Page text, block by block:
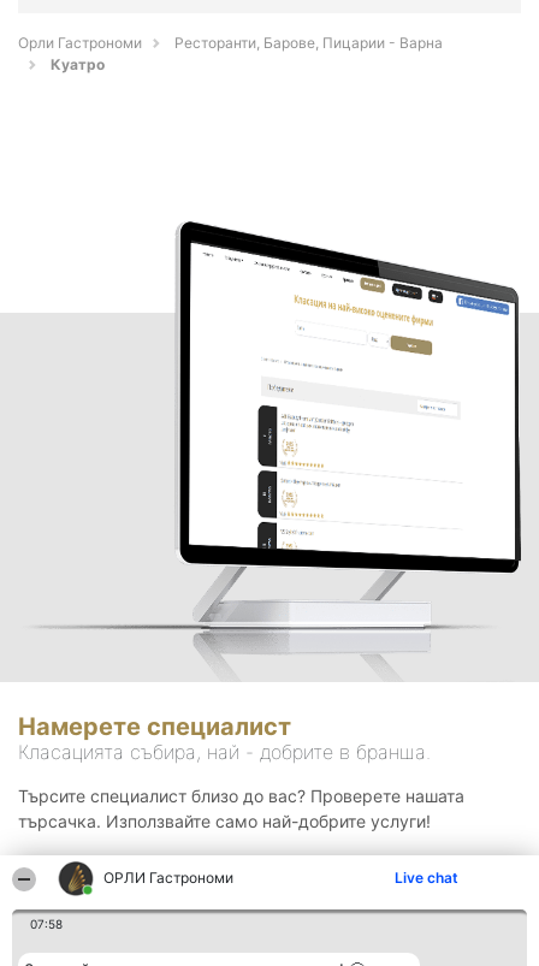
ОРЛИ Гастрономи Live chat
07:58
Орли Гастрономи
Ресторанти, Барове, Пицарии - Варна
Куатро
Намерете специалист
Класацията събира, най - добрите в бранша.
Търсите специалист близо до вас? Проверете нашата
търсачка. Използвайте само най-добрите услуги!